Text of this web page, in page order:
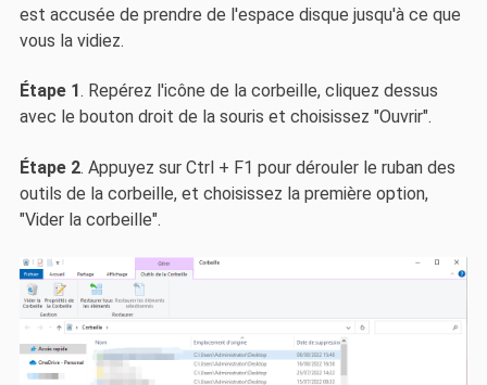
est accusée de prendre de l'espace disque jusqu'à ce que
vous la vidiez.
Étape 1. Repérez l'icône de la corbeille, cliquez dessus
avec le bouton droit de la souris et choisissez "Ouvrir".
Étape 2. Appuyez sur Ctrl + F1 pour dérouler le ruban des
outils de la corbeille, et choisissez la première option,
"Vider la corbeille".